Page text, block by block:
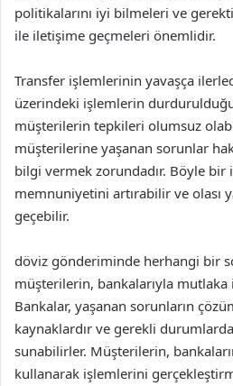
politikalarını iyi bilmeleri ve
ile iletişime geçmeleri önemlidir.
Transfer işlemlerinin yavaşça
üzerindeki işlemlerin
müşterilerin tepkileri olumsuz
müşterilerine yaşanan sorunlar
bilgi vermek zorundadır. Böyle
memnuniyetini artırabilir ve olası
geçebilir.
döviz gönderiminde herhangi bir
müşterilerin, bankalarıyla
Bankalar, yaşanan sorunların
kaynaklardır ve gerekli
sunabilirler. Müşterilerin,
kullanarak işlemlerini